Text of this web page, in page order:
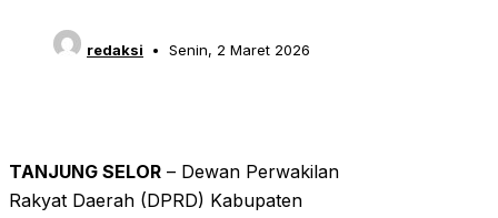
redaksi Senin, 2 Maret 2026
TANJUNG SELOR – Dewan Perwakilan
Rakyat Daerah (DPRD) Kabupaten